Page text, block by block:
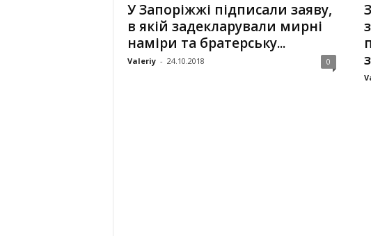
У Запоріжжі підписали заяву,
в якій задекларували мирні
наміри та братерську...
Valeriy - 24.10.2018 0